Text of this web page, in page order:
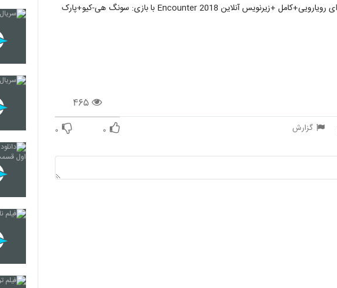
دانلود قسمت شانزدهم ( آخر ) سریال کره ای رویارویی+کامل +زیرنویس آنلاین Encounter 2018 با بازی: سونگ هی-کیو+پارک
۴۶۵
گزارش ۰ ۰